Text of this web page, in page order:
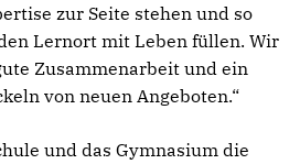
zur Seite stehen und so
Lernort mit Leben füllen. Wir
Zusammenarbeit und ein
von neuen Angeboten.“
und das Gymnasium die